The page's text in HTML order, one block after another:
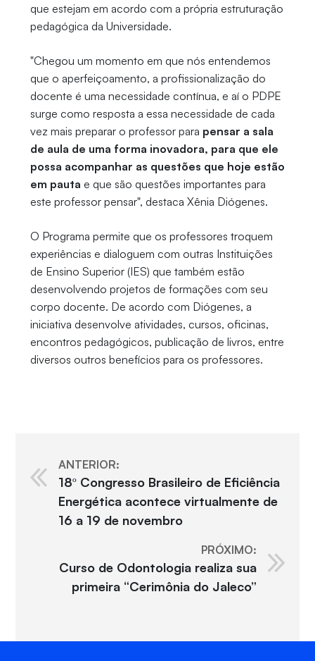
que estejam em acordo com a própria estruturação
pedagógica da Universidade.
"Chegou um momento em que nós entendemos
que o aperfeiçoamento, a profissionalização do
docente é uma necessidade contínua, e aí o PDPE
surge como resposta a essa necessidade de cada
vez mais preparar o professor para pensar a sala
de aula de uma forma inovadora, para que ele
possa acompanhar as questões que hoje estão
em pauta e que são questões importantes para
este professor pensar", destaca Xênia Diógenes.
O Programa permite que os professores troquem
experiências e dialoguem com outras Instituições
de Ensino Superior (IES) que também estão
desenvolvendo projetos de formações com seu
corpo docente. De acordo com Diógenes, a
iniciativa desenvolve atividades, cursos, oficinas,
encontros pedagógicos, publicação de livros, entre
diversos outros benefícios para os professores.
ANTERIOR:
18º Congresso Brasileiro de Eficiência
Energética acontece virtualmente de
16 a 19 de novembro
PRÓXIMO:
Curso de Odontologia realiza sua
primeira “Cerimônia do Jaleco”